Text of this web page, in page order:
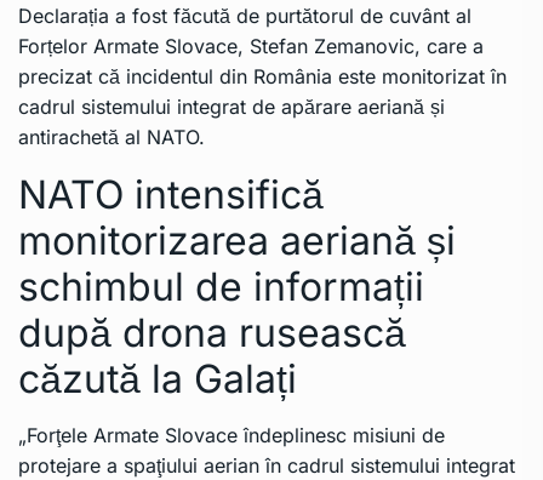
Declarația a fost făcută de purtătorul de cuvânt al
Forțelor Armate Slovace, Stefan Zemanovic, care a
precizat că incidentul din România este monitorizat în
cadrul sistemului integrat de apărare aeriană și
antirachetă al NATO.
NATO intensifică
monitorizarea aeriană și
schimbul de informații
după drona rusească
căzută la Galați
„Forţele Armate Slovace îndeplinesc misiuni de
protejare a spaţiului aerian în cadrul sistemului integrat